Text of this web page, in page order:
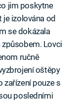
jim poskytne
izolována od
se dokázala
Lovci
ručně
oštěpy
zařízení pouze s
posledními